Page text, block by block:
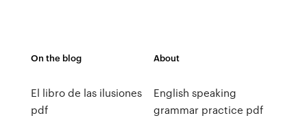
On the blog
El libro de las ilusiones
pdf
About
English speaking
grammar practice pdf